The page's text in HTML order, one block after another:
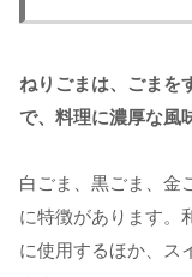
ねりごまは、ごまを
で、料理に濃厚な風
白ごま、黒ごま、金
に特徴があります。
に使用するほか、ス